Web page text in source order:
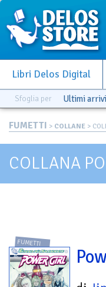
Libri Delos Digital
Sfoglia per Ultimi arrivi
FUMETTI > COLLANE >
COLLANA
FUMETTI